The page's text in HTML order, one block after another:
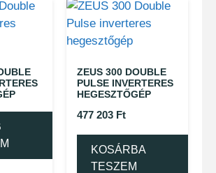
ZEUS 300 DOUBLE
PULSE INVERTERES
HEGESZTŐGÉP
477 203 Ft
KOSÁRBA
TESZEM